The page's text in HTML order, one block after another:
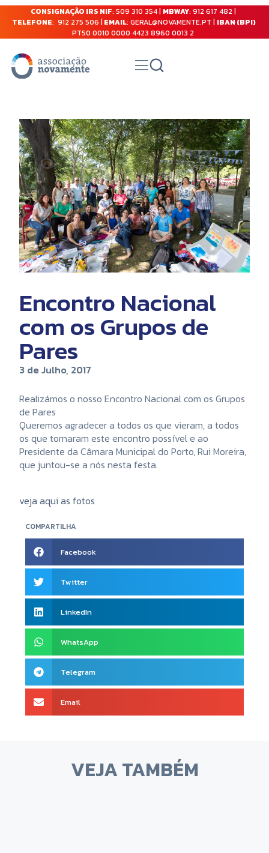
CONSIGNAÇÃO IRS NIF: 509 310 354 | MBWAY: 912 617 482 |
TELEFONE: 912 275 506 | EMAIL: GERAL@NOVAMENTE.PT | IBAN (BPI)
PT50 0010 0000 4423 8960 0013 2
COMPARTILHA
Facebook
Twitter
LinkedIn
WhatsApp
Telegram
Email
Encontro Nacional
com os Grupos de
Pares
3 de Julho, 2017
Realizámos o nosso Encontro Nacional com os Grupos
de Pares
Queremos agradecer a todos os que vieram, a todos
os que tornaram este encontro possível e ao
Presidente da Câmara Municipal do Porto, Rui Moreira,
que juntou-se a nós nesta festa.
veja aqui as fotos
VEJA TAMBÉM